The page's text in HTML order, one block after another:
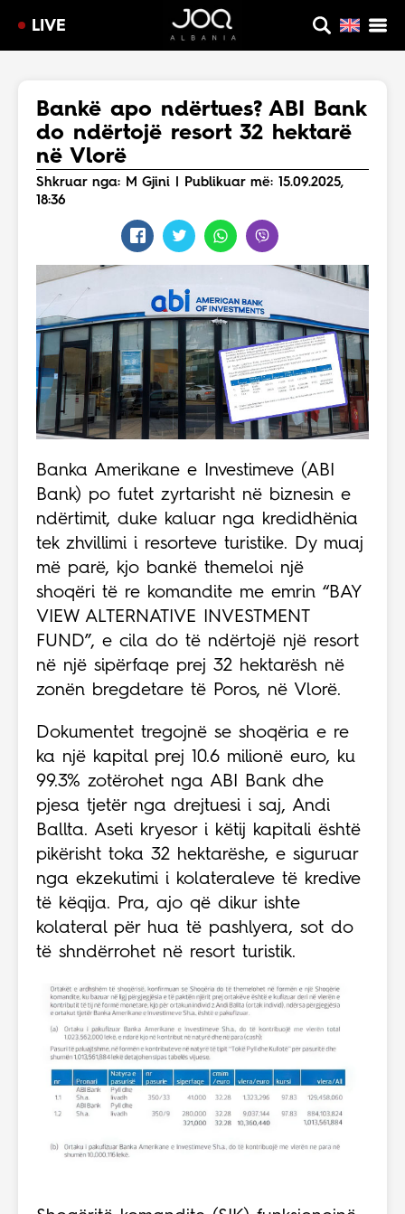
LIVE
Bankë apo ndërtues? ABI Bank
do ndërtojë resort 32 hektarë
në Vlorë
Shkruar nga: M Gjini | Publikuar më: 15.09.2025,
18:36
Banka Amerikane e Investimeve (ABI
Bank) po futet zyrtarisht në biznesin e
ndërtimit, duke kaluar nga kredidhënia
tek zhvillimi i resorteve turistike. Dy muaj
më parë, kjo bankë themeloi një
shoqëri të re komandite me emrin “BAY
VIEW ALTERNATIVE INVESTMENT
FUND”, e cila do të ndërtojë një resort
në një sipërfaqe prej 32 hektarësh në
zonën bregdetare të Poros, në Vlorë.
Dokumentet tregojnë se shoqëria e re
ka një kapital prej 10.6 milionë euro, ku
99.3% zotërohet nga ABI Bank dhe
pjesa tjetër nga drejtuesi i saj, Andi
Ballta. Aseti kryesor i këtij kapitali është
pikërisht toka 32 hektarëshe, e siguruar
nga ekzekutimi i kolateraleve të kredive
të këqija. Pra, ajo që dikur ishte
kolateral për hua të pashlyera, sot do
të shndërrohet në resort turistik.